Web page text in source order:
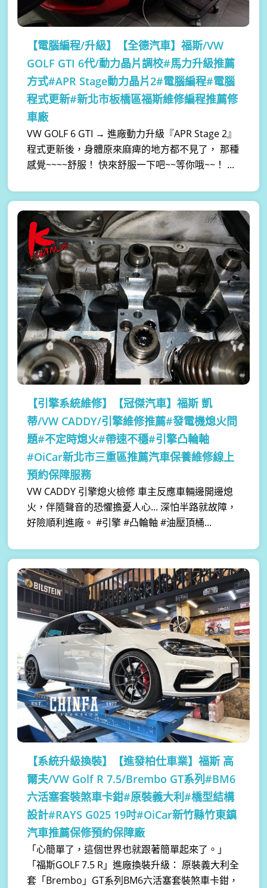
【電腦編程/升級】
【全德汽車】福斯/VW
GOLF GTI 6代/動力晶片調校#馬力升級推薦
方式#APR Stage動力晶片2#電腦編程#電腦
程式更新#新北市板橋區福斯維修編程推薦修
車廠
VW GOLF 6 GTI → 進廠動力升級『APR Stage 2』
程式更新後，身體原來麻痺的地方都不見了， 那種
感覺~~~~舒服！ 快來舒服一下吧~~等你哦~~！ ...
【引擎系統維修】
【冠傑汽車】福斯 凱
蒂/VW CADDY/引擎維修推薦#發電機熄火問
題#不定時熄火#帶速不穩#引擎凸輪軸
#OiCar新北市三重區推薦汽車保養維修線上
預約保障服務
VW CADDY 引擎熄火檢修 車主反應車輛邊開邊熄
火，伴隨聲音的恐懼擔憂人心... 深怕半路就故障，
好險順利進廠。 #引擎 #凸輪軸 #油壓頂桶...
【系統升級換裝】
【進發柏仕車業】福斯 高
爾夫/VW Golf R 7.5/Brembo GT系列#BM6
六活塞套裝煞車卡鉗#原裝義大利#橋型結構
設計#RAYS G025 19吋#OiCar新竹縣竹東鎮
汽車推薦保修預約保障廠
「心簡單了，這個世界也就跟著簡單起來了。」
「福斯GOLF 7.5 R」進廠換裝升級： 原裝義大利全
套「Brembo」GT系列BM6六活塞套裝煞車卡鉗，